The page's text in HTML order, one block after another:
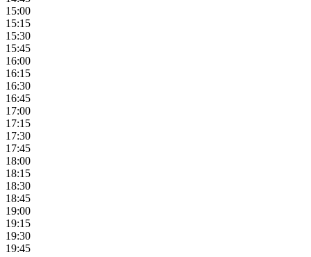
15:00
15:15
15:30
15:45
16:00
16:15
16:30
16:45
17:00
17:15
17:30
17:45
18:00
18:15
18:30
18:45
19:00
19:15
19:30
19:45